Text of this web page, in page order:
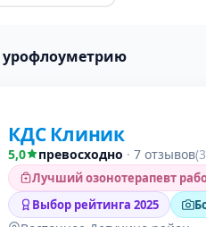
урофлоуметрию
КДС Клиник
5,0 превосходно · 7 отзывов
Лучший озонотерапевт
Выбор рейтинга 2025